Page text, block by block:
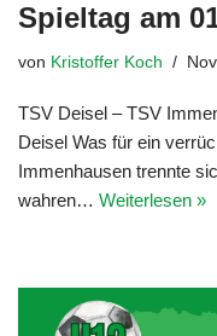
Spieltag am
von Kristoffer Koch
TSV Deisel – TSV
Deisel Was für ein
Immenhausen trennte
wahren… Weiterlesen »